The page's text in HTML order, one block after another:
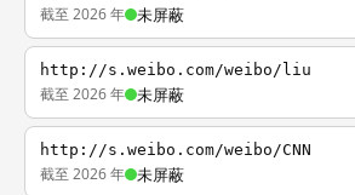
截至 2026 年 未屏蔽
http://s.weibo.com/weibo/liu
截至 2026 年 未屏蔽
http://s.weibo.com/weibo/CNN
截至 2026 年 未屏蔽